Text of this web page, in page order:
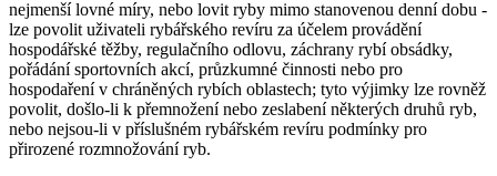
nejmenší lovné míry, nebo lovit ryby mimo stanovenou denní dobu -
lze povolit uživateli rybářského revíru za účelem provádění
hospodářské těžby, regulačního odlovu, záchrany rybí obsádky,
pořádání sportovních akcí, průzkumné činnosti nebo pro
hospodaření v chráněných rybích oblastech; tyto výjimky lze rovněž
povolit, došlo-li k přemnožení nebo zeslabení některých druhů ryb,
nebo nejsou-li v příslušném rybářském revíru podmínky pro
přirozené rozmnožování ryb.